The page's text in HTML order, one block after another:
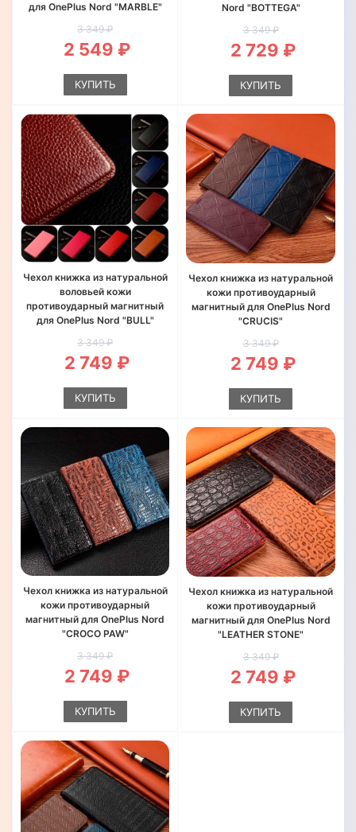
для OnePlus Nord "MARBLE"
3 349 ₽
2 549 ₽
КУПИТЬ
Nord "BOTTEGA"
3 349 ₽
2 729 ₽
КУПИТЬ
Чехол книжка из натуральной
воловьей кожи
противоударный магнитный
для OnePlus Nord "BULL"
3 349 ₽
2 749 ₽
КУПИТЬ
Чехол книжка из натуральной
кожи противоударный
магнитный для OnePlus Nord
"CRUCIS"
3 349 ₽
2 749 ₽
КУПИТЬ
Чехол книжка из натуральной
кожи противоударный
магнитный для OnePlus Nord
"CROCO PAW"
3 349 ₽
2 749 ₽
КУПИТЬ
Чехол книжка из натуральной
кожи противоударный
магнитный для OnePlus Nord
"LEATHER STONE"
3 349 ₽
2 749 ₽
КУПИТЬ